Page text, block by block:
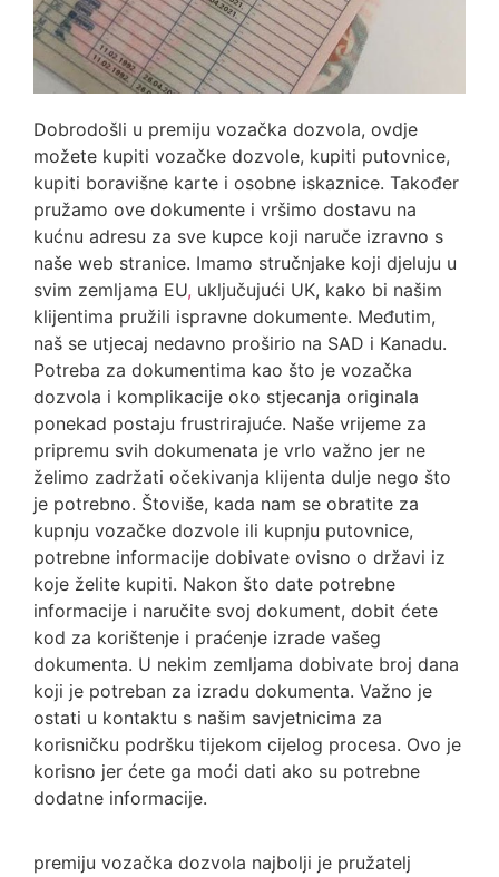
Dobrodošli u premiju vozačka dozvola, ovdje
možete kupiti vozačke dozvole, kupiti putovnice,
kupiti boravišne karte i osobne iskaznice. Također
pružamo ove dokumente i vršimo dostavu na
kućnu adresu za sve kupce koji naruče izravno s
naše web stranice. Imamo stručnjake koji djeluju u
svim zemljama EU, uključujući UK, kako bi našim
klijentima pružili ispravne dokumente. Međutim,
naš se utjecaj nedavno proširio na SAD i Kanadu.
Potreba za dokumentima kao što je vozačka
dozvola i komplikacije oko stjecanja originala
ponekad postaju frustrirajuće. Naše vrijeme za
pripremu svih dokumenata je vrlo važno jer ne
želimo zadržati očekivanja klijenta dulje nego što
je potrebno. Štoviše, kada nam se obratite za
kupnju vozačke dozvole ili kupnju putovnice,
potrebne informacije dobivate ovisno o državi iz
koje želite kupiti. Nakon što date potrebne
informacije i naručite svoj dokument, dobit ćete
kod za korištenje i praćenje izrade vašeg
dokumenta. U nekim zemljama dobivate broj dana
koji je potreban za izradu dokumenta. Važno je
ostati u kontaktu s našim savjetnicima za
korisničku podršku tijekom cijelog procesa. Ovo je
korisno jer ćete ga moći dati ako su potrebne
dodatne informacije.
premiju vozačka dozvola najbolji je pružatelj